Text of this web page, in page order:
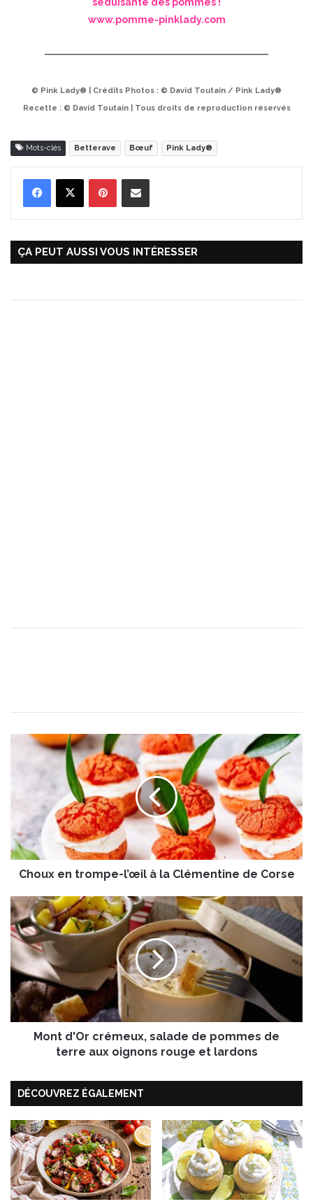
séduisante des pommes !
www.pomme-pinklady.com
© Pink Lady® | Crédits Photos : © David Toutain / Pink Lady®
Recette : © David Toutain | Tous droits de reproduction réservés
Mots-clés Betterave Bœuf Pink Lady®
ÇA PEUT AUSSI VOUS INTÉRESSER
n
r
p
e
-
’
œ
i
l
à
l
m
e
n
t
i
n
e
Choux en trompe-l’œil à la Clémentine de Corse
M
o
n
d
O
r
c
e
x
,
s
a
l
a
d
Mont d'Or crémeux, salade de pommes de
terre aux oignons rouge et lardons
DÉCOUVREZ ÉGALEMENT